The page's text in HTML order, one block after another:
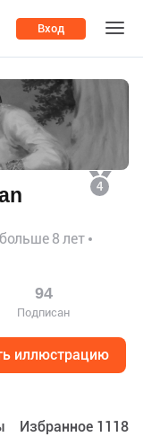
Вход
4
8 лет
94
Подписан
иллюстрацию
Избранное 1118